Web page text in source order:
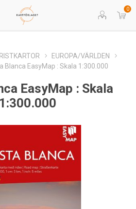
0
EUROPA/VÄRLDEN
Blanca EasyMap : Skala 1:300.000
EasyMap : Skala
1:300.000